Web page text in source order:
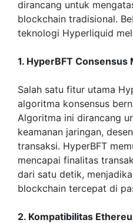
dirancang untuk
blockchain tradisional.
teknologi Hyperliquid
1. HyperBFT Consensus
Salah satu fitur utama
algoritma konsensus
Algoritma ini dirancang
keamanan jaringan,
transaksi. HyperBFT
mencapai finalitas
dari satu detik,
blockchain tercepat di
2. Kompatibilitas